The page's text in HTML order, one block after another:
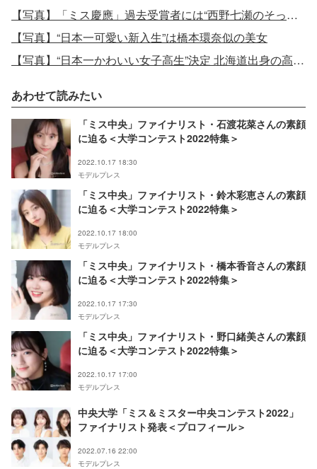
【写真】「ミス慶應」過去受賞者には“西野七瀬のそっくりさん”でも話題の美女も
【写真】“日本一可愛い新入生”は橋本環奈似の美女
【写真】“日本一かわいい女子高生”決定 北海道出身の高校1年生
あわせて読みたい
「ミス中央」ファイナリスト・石渡花菜さんの素顔
に迫る＜大学コンテスト2022特集＞
2022.10.17 18:30
モデルプレス
「ミス中央」ファイナリスト・鈴木彩恵さんの素顔
に迫る＜大学コンテスト2022特集＞
2022.10.17 18:00
モデルプレス
「ミス中央」ファイナリスト・橋本香音さんの素顔
に迫る＜大学コンテスト2022特集＞
2022.10.17 17:30
モデルプレス
「ミス中央」ファイナリスト・野口緒美さんの素顔
に迫る＜大学コンテスト2022特集＞
2022.10.17 17:00
モデルプレス
中央大学「ミス＆ミスター中央コンテスト2022」
ファイナリスト発表＜プロフィール＞
2022.07.16 22:00
モデルプレス